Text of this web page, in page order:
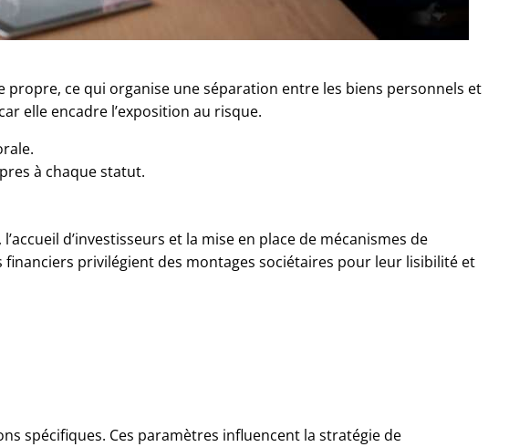
ce qui organise une séparation entre les biens personnels et
elle encadre l’exposition au risque.
à chaque statut.
l’accueil d’investisseurs et la mise en place de mécanismes de
privilégient des montages sociétaires pour leur lisibilité et
spécifiques. Ces paramètres influencent la stratégie de